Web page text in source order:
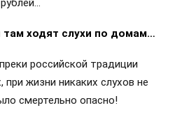
там ходят слухи по домам…
российской традиции
жизни никаких слухов не
смертельно опасно!